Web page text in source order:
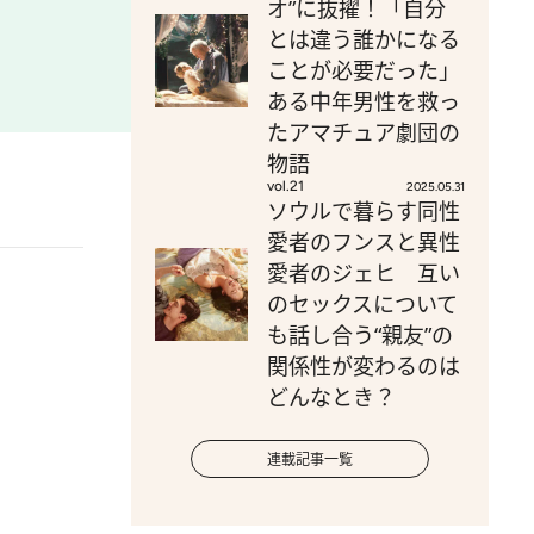
オ”に抜擢！「自分
とは違う誰かになる
ことが必要だった」
ある中年男性を救っ
たアマチュア劇団の
物語
vol.21 2025.05.31
ソウルで暮らす同性
愛者のフンスと異性
愛者のジェヒ 互い
のセックスについて
も話し合う“親友”の
関係性が変わるのは
どんなとき？
連載記事一覧